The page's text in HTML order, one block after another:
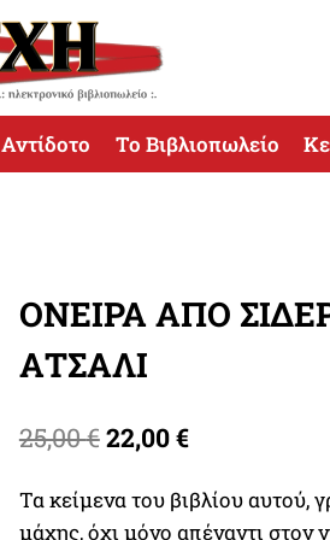
Αντίδοτο Το Βιβλιοπωλείο
ΟΝΕΙΡΑ ΑΠΟ
ΑΤΣΑΛΙ
25,00€Original
was:
22,00€Η
τιμή
Τα κείμενα του βιβλίου
μάχης, όχι μόνο απέναντι στον